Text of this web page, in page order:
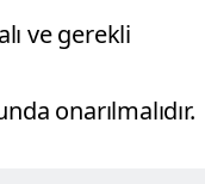
ve gerekli
onarılmalıdır.